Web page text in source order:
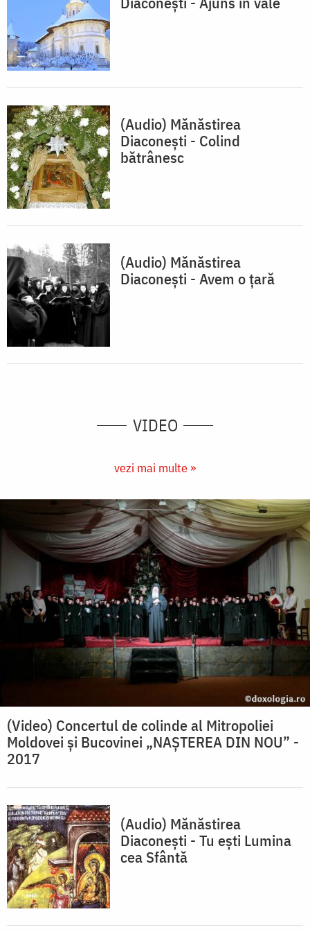
(Audio) Mănăstirea
Diaconești - Colind
bătrânesc
(Audio) Mănăstirea
Diaconești - Avem o țară
VIDEO
vezi mai multe »
(Video) Concertul de colinde al Mitropoliei
Moldovei și Bucovinei „NAȘTEREA DIN NOU” -
2017
(Audio) Mănăstirea
Diaconești - Tu ești Lumina
cea Sfântă